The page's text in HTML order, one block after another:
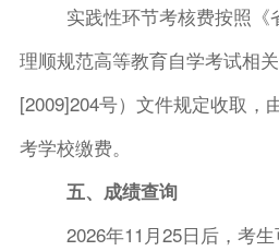
实践性环节考核费按照
理顺规范高等教育自学考试相
[2009]204号）文件规定收取，
考学校缴费。
五、成绩查询
2026年11月25日后，考